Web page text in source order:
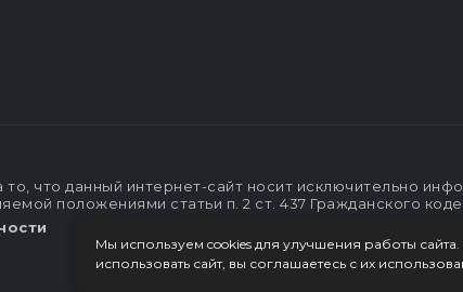
что данный интернет-сайт носит исключительно
положениями статьи п. 2 ст. 437 Гражданского
Мы используем cookies для улучшения работы
использовать сайт, вы соглашаетесь с их